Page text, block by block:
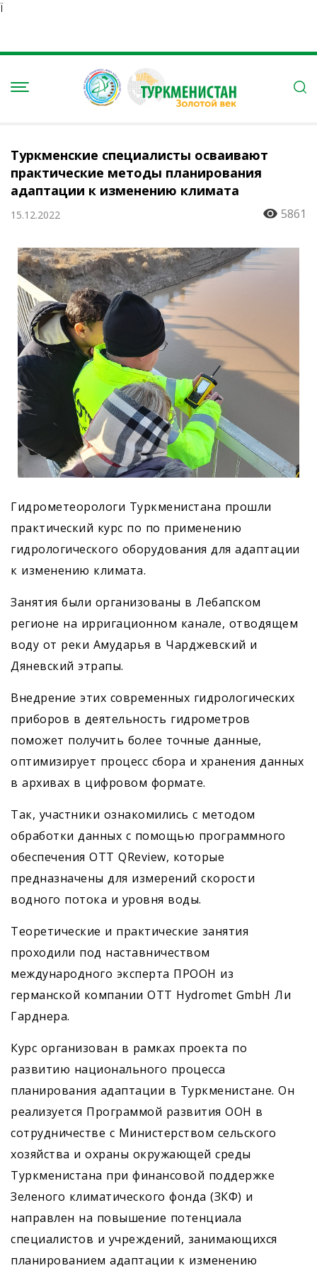
Ï
Туркменские специалисты осваивают
практические методы планирования
адаптации к изменению климата
15.12.2022 5861
Гидрометеорологи Туркменистана прошли
практический курс по по применению
гидрологического оборудования для адаптации
к изменению климата.
Занятия были организованы в Лебапском
регионе на ирригационном канале, отводящем
воду от реки Амударья в Чарджевский и
Дяневский этрапы.
Внедрение этих современных гидрологических
приборов в деятельность гидрометров
поможет получить более точные данные,
оптимизирует процесс сбора и хранения данных
в архивах в цифровом формате.
Так, участники ознакомились с методом
обработки данных с помощью программного
обеспечения OTT QReview, которые
предназначены для измерений скорости
водного потока и уровня воды.
Теоретические и практические занятия
проходили под наставничеством
международного эксперта ПРООН из
германской компании OTT Hydromet GmbH Ли
Гарднера.
Курс организован в рамках проекта по
развитию национального процесса
планирования адаптации в Туркменистане. Он
реализуется Программой развития ООН в
сотрудничестве с Министерством сельского
хозяйства и охраны окружающей среды
Туркменистана при финансовой поддержке
Зеленого климатического фонда (ЗКФ) и
направлен на повышение потенциала
специалистов и учреждений, занимающихся
планированием адаптации к изменению